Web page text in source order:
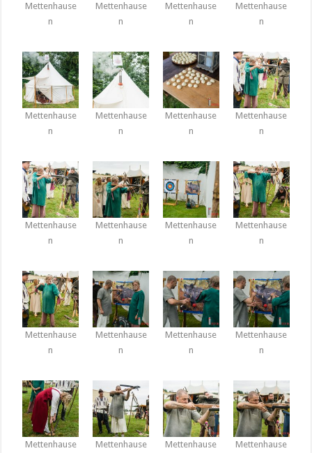
Mettenhause
n
Mettenhause
n
Mettenhause
n
Mettenhause
n
Mettenhause
n
Mettenhause
n
Mettenhause
n
Mettenhause
n
Mettenhause
n
Mettenhause
n
Mettenhause
n
Mettenhause
n
Mettenhause
n
Mettenhause
n
Mettenhause
n
Mettenhause
n
Mettenhause
Mettenhause
Mettenhause
Mettenhause